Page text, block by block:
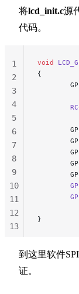
将lcd_init.c源
代码。
void
{
}
1
2
3
4
5
6
7
8
9
10
11
12
13
到这里软件
证。